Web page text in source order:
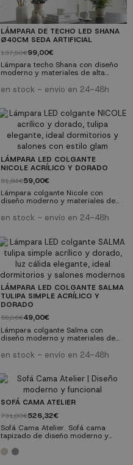
LÁMPARA DE TECHO LED SHANA
Ø40CM SEDA ARTIFICIAL
137,50€99,00€
Lámpara techo Shana con diseño
moderno y materiales de alta
Perfecta para salones, comedores
Tecnología LED: Bajo consumo y
larga duración ✓ Calidad
premium: Materiales resistentes y
duraderos ✓ Fácil instalación:
Incluye instrucciones y herrajes
en stock - envío en 24-48h
LÁMPARA LED COLGANTE
NICOLE ACRÍLICO Y DORADO
81,94€59,00€
Lámpara colgante Nicole con
diseño moderno y materiales de
integrada. Perfecta para salones,
contemporáneo y elegante ✓
Tecnología LED: Bajo consumo y
larga duración ✓ Calidad
premium: Materiales resistentes y
duraderos ✓ Fácil instalación:
Incluye instrucciones y herrajes
en stock - envío en 24-48h
LÁMPARA LED COLGANTE SALMA
TULIPA SIMPLE ACRÍLICO Y
DORADO
68,06€49,00€
Lámpara colgante Salma con
diseño moderno y materiales de
alta calidad. Tecnología LED
integrada. Perfecta para salones,
contemporáneo y elegante ✓
Tecnología LED: Bajo consumo y
larga duración ✓ Calidad
premium: Materiales resistentes y
Incluye instrucciones y herrajes
en stock - envío en 24-48h
SOFÁ CAMA ATELIER
731,00€526,32€
Sofá Cama Atelier. Sofá cama
tapizado de diseño moderno y
práctica y elegante para salones